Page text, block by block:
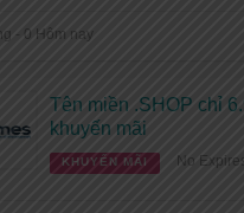
- 0 Hôm nay
Tên miền .SHOP chỉ
khuyến mãi
KHUYẾN MÃI No